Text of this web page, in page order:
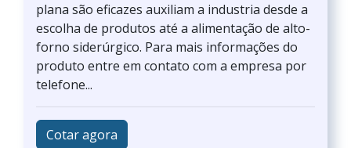
plana são eficazes auxiliam a industria desde a
escolha de produtos até a alimentação de alto-
forno siderúrgico. Para mais informações do
produto entre em contato com a empresa por
telefone...
Cotar agora